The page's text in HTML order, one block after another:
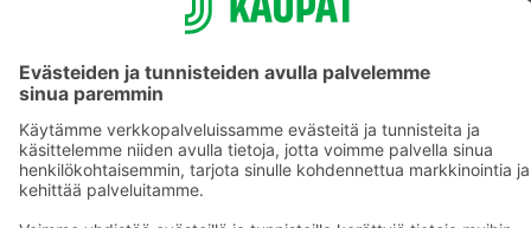
S-ryhmä
Asiakasomistajuus
S-ostoslista -sovellus
Prisma.fi
Sokos.fi
S-Pankki